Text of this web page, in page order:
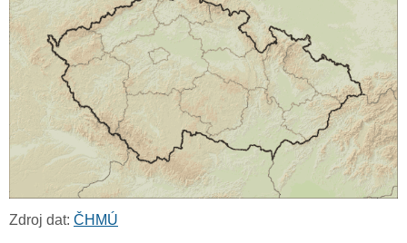
Zdroj dat: ČHMÚ